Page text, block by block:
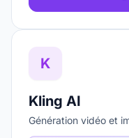
K
Kling AI
Génération vidéo et